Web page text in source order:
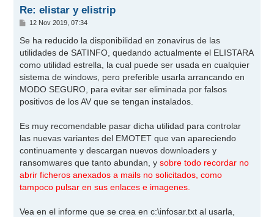
Re: elistar y elistrip
M
n
s
a
e
12 Nov 2019, 07:34
Se ha reducido la disponibilidad en zonavirus de las
utilidades de SATINFO, quedando actualmente el ELISTARA
como utilidad estrella, la cual puede ser usada en cualquier
sistema de windows, pero preferible usarla arrancando en
MODO SEGURO, para evitar ser eliminada por falsos
positivos de los AV que se tengan instalados.
Es muy recomendable pasar dicha utilidad para controlar
las nuevas variantes del EMOTET que van apareciendo
continuamente y descargan nuevos downloaders y
ransomwares que tanto abundan, ysobre todo recordar no
abrir ficheros anexados a mails no solicitados, como
tampoco pulsar en sus enlaces e imagenes.
Vea en el informe que se crea en c:\infosar.txt al usarla,